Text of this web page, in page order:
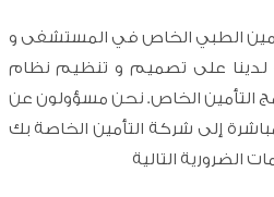
الطبي الخاص في المستشفى و
على تصميم و تنظيم نظام
التأمين الخاص. نحن مسؤولون عن
إلى شركة التأمين الخاصة بك
الضرورية التالية